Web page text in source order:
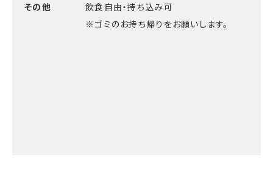
その他
飲食自由・持ち込み可
※ゴミのお持ち帰りをお願いします。